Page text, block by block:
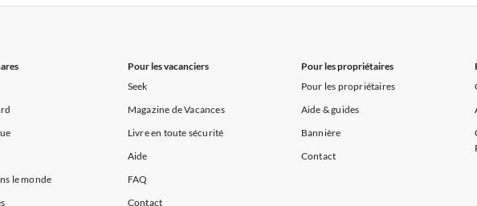
le monde
Pour les vacanciers
Seek
Magazine de Vacances
Livre en toute sécurité
Aide
FAQ
Contact
Pour les propriétaires
Pour les propriétaires
Aide & guides
Bannière
Contact